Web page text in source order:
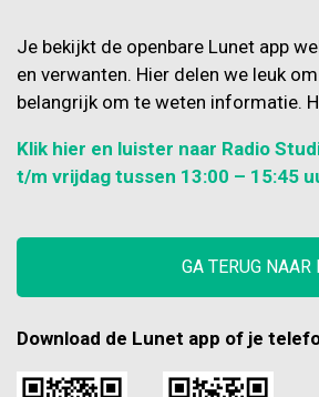
Je bekijkt de openbare Lunet app
en verwanten. Hier delen we leuk
belangrijk om te weten informatie.
Klik hier en luister naar Radio
t/m vrijdag tussen 13:00 – 15:45
GA TERUG
Download de Lunet app of je